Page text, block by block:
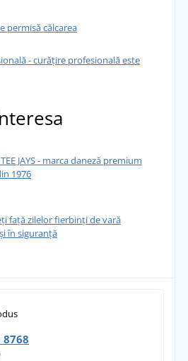
permisă călcarea
- curățire profesională este
JAYS - marca daneză premium
1976
față zilelor fierbinți de vară
în siguranță
8768